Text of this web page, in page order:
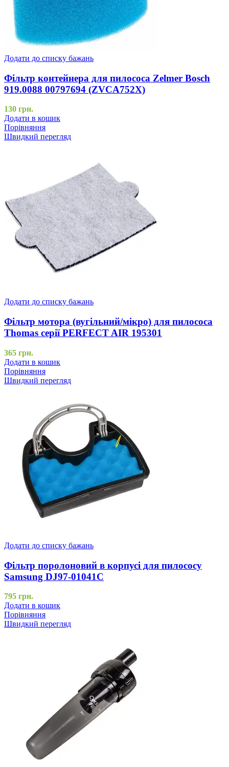
Додати до списку бажань
Фільтр контейнера для пилососа Zelmer Bosch
919.0088 00797694 (ZVCA752X)
130 грн.
Додати в кошик
Порівняння
Швидкий перегляд
Додати до списку бажань
Фільтр мотора (вугільний/мікро) для пилососа
Thomas серії PERFECT AIR 195301
365 грн.
Додати в кошик
Порівняння
Швидкий перегляд
Додати до списку бажань
Фільтр поролоновий в корпусі для пилососу
Samsung DJ97-01041C
795 грн.
Додати в кошик
Порівняння
Швидкий перегляд